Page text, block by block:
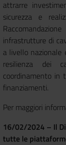
attrarre
sicurezza e
infrastrutture di
a livello nazionale
resilienza dei
coordinamento in
finanziamenti.
Per maggiori
16/02/2024 – Il
tutte le